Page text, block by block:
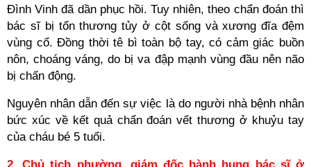
Đình Vinh đã dần phục hồi. Tuy nhiên, theo chẩn đoán thì
bác sĩ bị tổn thương tủy ở cột sống và xương đĩa đệm
vùng cổ. Đồng thời tê bì toàn bộ tay, có cảm giác buồn
nôn, choáng váng, do bị va đập mạnh vùng đầu nên não
bị chấn động.
Nguyên nhân dẫn đến sự việc là do người nhà bệnh nhân
bức xúc về kết quả chẩn đoán vết thương ở khuỷu tay
của cháu bé 5 tuổi.